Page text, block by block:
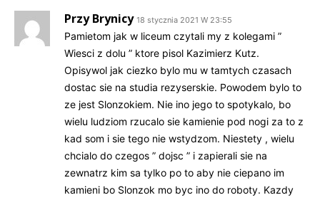
Przy Brynicy 18 stycznia 2021 W 23:55
Pamietom jak w liceum czytali my z kolegami ”
Wiesci z dolu ” ktore pisol Kazimierz Kutz.
Opisywol jak ciezko bylo mu w tamtych czasach
dostac sie na studia rezyserskie. Powodem bylo to
ze jest Slonzokiem. Nie ino jego to spotykalo, bo
wielu ludziom rzucalo sie kamienie pod nogi za to z
kad som i sie tego nie wstydzom. Niestety , wielu
chcialo do czegos ” dojsc ” i zapierali sie na
zewnatrz kim sa tylko po to aby nie ciepano im
kamieni bo Slonzok mo byc ino do roboty. Kazdy